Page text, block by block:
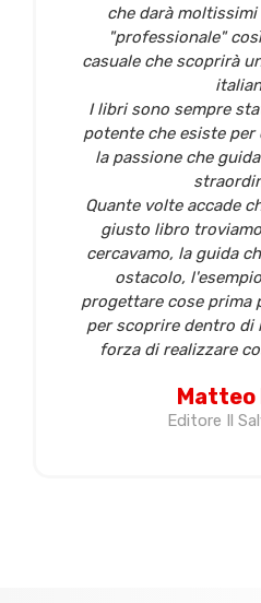
che darà
"professionale"
casuale che scoprirà
I libri sono sempre
potente che esiste
la passione che
Quante volte accade
giusto libro
cercavamo, la guida
ostacolo,
progettare cose prima
per scoprire dentro di
forza di realizzare
Matteo
Editore Il